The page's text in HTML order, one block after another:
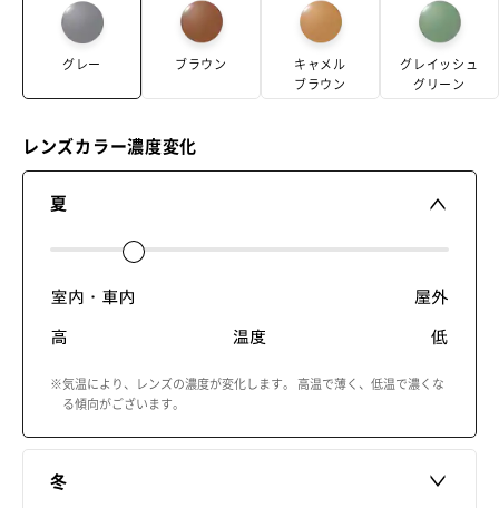
グレー ブラウン
キャメル
ブラウン
グレイッシュ
グリーン
レンズカラー濃度変化
夏
※気温により、レンズの濃度が変化します。 高温で薄く、低温で濃くな
る傾向がございます。
冬